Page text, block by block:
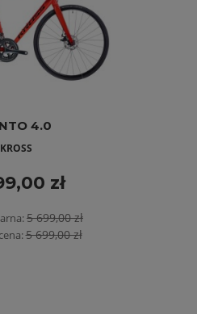
4.0
KROSS
zł
5 699,00 zł
5 699,00 zł